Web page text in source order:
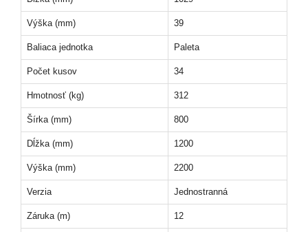
Výška (mm) 39
Baliaca jednotka Paleta
Počet kusov 34
Hmotnosť (kg) 312
Šírka (mm) 800
Dĺžka (mm) 1200
Výška (mm) 2200
Verzia Jednostranná
Záruka (m) 12